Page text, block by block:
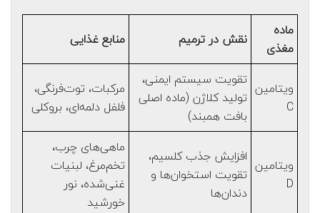
ماده
مغذی
نقش در ترمیم منابع غذایی
ویتامین
C
تقویت سیستم ایمنی،
تولید کلاژن (ماده اصلی
بافت همبند)
مرکبات، توت‌فرنگی،
فلفل دلمه‌ای، بروکلی
ویتامین
D
افزایش جذب کلسیم،
تقویت استخوان‌ها و
دندان‌ها
ماهی‌های چرب،
تخم‌مرغ، لبنیات
غنی‌شده، نور
خورشید